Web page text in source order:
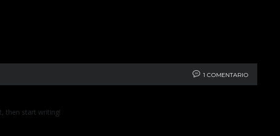
1 COMENTARIO
then start writing!